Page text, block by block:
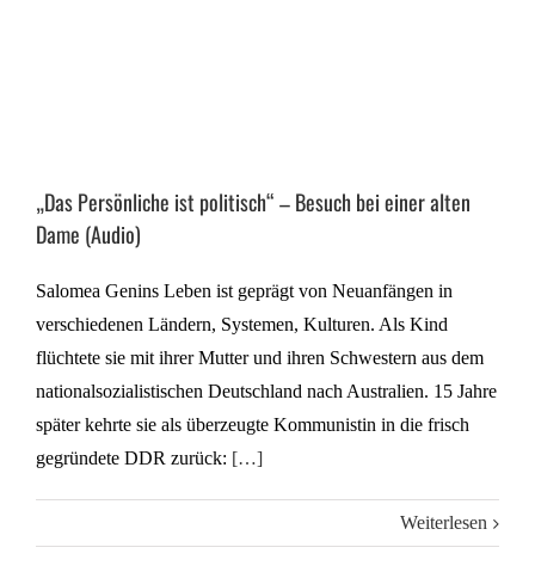
„Das Persönliche ist politisch“ – Besuch bei einer alten
Dame (Audio)
Salomea Genins Leben ist geprägt von Neuanfängen in
verschiedenen Ländern, Systemen, Kulturen. Als Kind
flüchtete sie mit ihrer Mutter und ihren Schwestern aus dem
nationalsozialistischen Deutschland nach Australien. 15 Jahre
später kehrte sie als überzeugte Kommunistin in die frisch
gegründete DDR zurück: […]
Weiterlesen